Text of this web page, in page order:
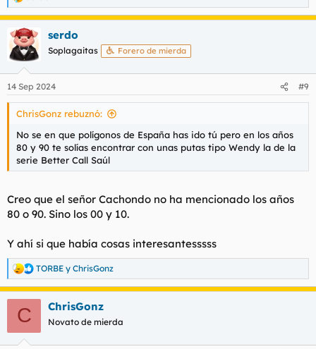
e
a
c
c
i
e
s
serdo
Soplagaitas Forero de mierda
14 Sep 2024 #9
ChrisGonz rebuznó:
No se en que polígonos de España has ido tú pero en los años
80 y 90 te solías encontrar con unas putas tipo Wendy la de la
serie Better Call Saúl
Creo que el señor Cachondo no ha mencionado los años
80 o 90. Sino los 00 y 10.
Y ahí si que había cosas interesantesssss
R
e
a
TORBE y ChrisGonz
C ChrisGonz
Novato de mierda